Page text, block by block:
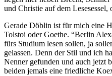
und Christie auf dem
Gerade Döblin ist für mich eine
Tolstoi oder Goethe. “Berlin
fürs Studium lesen sollen, ja
gelassen. Denn der Stil und ich
Nenner gefunden und auch jetzt
beiden jemals eine friedliche